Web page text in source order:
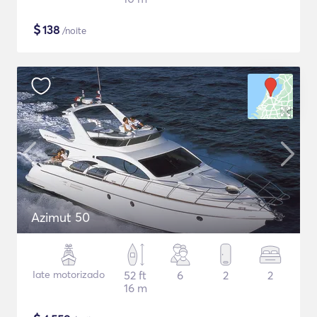
$138 /noite
Azimut 50
Iate motorizado
52 ft
16 m
6 2 2